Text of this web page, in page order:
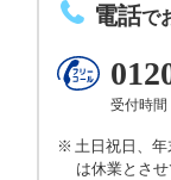
電話で
受付時間
土日祝日、
は休業とさ